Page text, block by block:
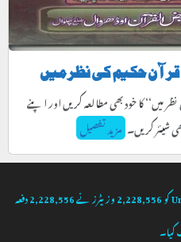
حکیم کی نظر میں
میں‘‘ کا خود بھی مطالعہ کریں اور اپنے
شیئر کریں۔مزید تفصیل
کو2,228,556وزیٹرز نے2,228,556دفعہ